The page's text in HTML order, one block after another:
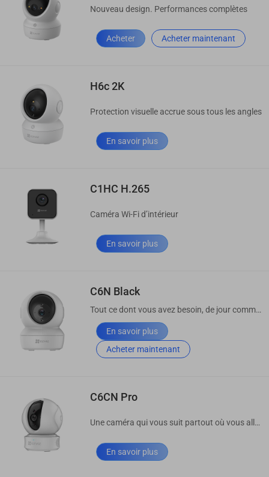
Nouveau design. Performances complètes
Acheter Acheter maintenant
H6c 2K
Protection visuelle accrue sous tous les angles
En savoir plus
C1HC H.265
Caméra Wi-Fi d’intérieur
En savoir plus
C6N Black
Tout ce dont vous avez besoin, de jour comme de nuit.
En savoir plus
Acheter maintenant
C6CN Pro
Une caméra qui vous suit partout où vous allez.
En savoir plus